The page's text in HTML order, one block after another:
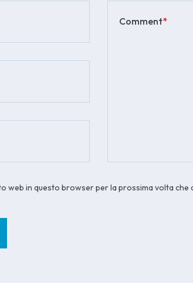
Comment*
web in questo browser per la prossima volta che